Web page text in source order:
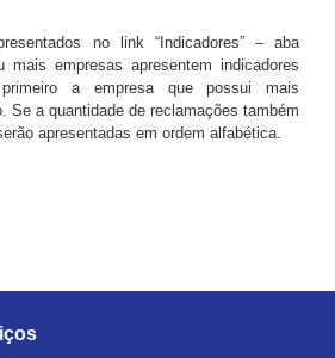
no link “Indicadores” – aba
mais empresas apresentem indicadores
a empresa que possui mais
Se a quantidade de reclamações também
apresentadas em ordem alfabética.